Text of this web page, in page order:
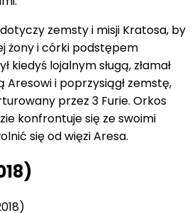
zemsty i misji Kratosa, by
żony i córki podstępem
kiedyś lojalnym sługą, złamał
Aresowi i poprzysiągł zemstę,
przez 3 Furie. Orkos
konfrontuje się ze swoimi
się od więzi Aresa.